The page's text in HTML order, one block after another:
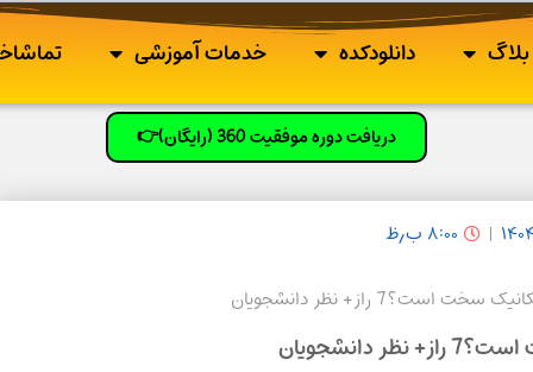
بلاگ دانلودکده خدمات آموزشی
دریافت دوره موفقیت 360 (رایگان)👉
۸:۰۰ ب٫ظ
است؟7 راز+ نظر دانشجویان
دانشجویان